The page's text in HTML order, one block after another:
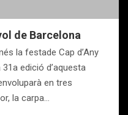
de Barcelona
la festade Cap d’Any
edició d’aquesta
en tres
la carpa…